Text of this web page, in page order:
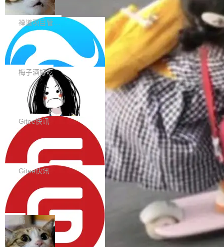
pography 优化 Typography 省略提示在大列表
中的渲染性能。#58806 修复 Typography...
个模型排成一列，V4 Flash 贴着底部：$0.03
一次任务。 V4 Flash 的 Intelligence Index 得
分 50，在 101 个模型中排第 3。排在它前面
的：Claude Opus 5（61 分）、Claude Fable
5（60 分）、GPT-5.6 Sol（59 分）、Kimi K3
（57 分）、Grok 4...
0 正式版，提供从代码提交到交付的全
生命周期的管理能力
大家好， 禅道开源版22.4发布啦！本次发布我们
带来了DevOps4.0系列的首个正式版本。 DevO
ps4.0内置与禅道DevOps专业版同源的代码管理
核心，依托于全自研的GitFox代码托管引擎，我
们提供了从代码提交到交付的全生命周期的管理
能力。同时，我们 对禅道DevOps现有底层代码
进行了革命性的重构，为后续AI辅助编程、智能
代码评审及自动化运维的全面落地夯实了“一体
化”的基座。 新版本将为用户带来更好的使用体
验和更高的工作效率，感谢大家一直以来的支持
和反馈，我们将继续努力提供更优秀的产品和服
务！ 新增功能点 DevOps： 采用自研代码托管
平台，支持一站式安装，提供从代码提交到交付
的...
Solon 的 10 种 HTTP 服务器：改一行
依赖，换一个引擎
用 Solon 做线上项目有一阵子了，有个点总让新
接触的人觉得意外：服务器引擎是让你选的。 S
olon 内核约 0.3MB，不内置固定的 HTTP 服务
器。HTTP 引擎是一个独立插件。你选一个，或
者选两个，不同环境之间切换，一行应用代码都
不用改。 下面快速过一下 10 种 HTTP 服务器
选项，各自适合什么场景，以及怎么切换。 一行
依赖替换 在 Solon 里换 HTTP 服务器就是改 po
m.xml 里一个依赖，别的什么都不用动。 <depe
factId>solon-web</artifac...
梅子酒好吃
BootstrapBlazor v10.9.0 已经发布，B
ootstrap 样式的 Blazor UI 组件库
BootstrapBlazor v10.9.0 已经发布，Bootstrap
样式的 Blazor UI 组件库 此版本更新内容包括：
Release 2026-07-31 V10.9.0 Fixes fix(MultiFi
lter): 增加暗黑主题支持 by @ArgoZhang in htt
ps://github.com/dotnetcore/BootstrapBlazor/p
ull/8239 fix(Camera): 增加 exact 显式设置设备
id by @kkxkx in https://github.com/dotnetcor
e/BootstrapBlazor/pull/825...
Gitee快讯
SolonCode v2026.8.2 已经发布，终端
智能体
SolonCode v2026.8.2 已经发布，终端智能体
此版本更新内容包括： 优化 soloncode run 模
式（参考 run-headless-mode.md） 添加 solon
code web 国际化多语言支持 添加 soloncode w
eb 消息列表消息导航支持 修复 soloncode web
文件详情初次显示时语法高亮失效的问题 修复 s
oloncode web 审查详情文件名中文乱码的问题
细节优化 详情查看：https://gitee.com/opensol
Gitee快讯
OpenAI 宣布 GPT-5.6 Luna 价格下降
80%
OpenAI 宣布 GPT-5.6 Luna 价格下降 80%。输
入从每百万 token 1 美元砍到 0.2 美元，输出从
6 美元砍到 1.2 美元。GPT-5.6 Terra 降 20%。
旗舰 Sol 没降，但加了一个 Fast 模式——2.5
局
DeepSeek-V4-Flash 官方 API 现已正